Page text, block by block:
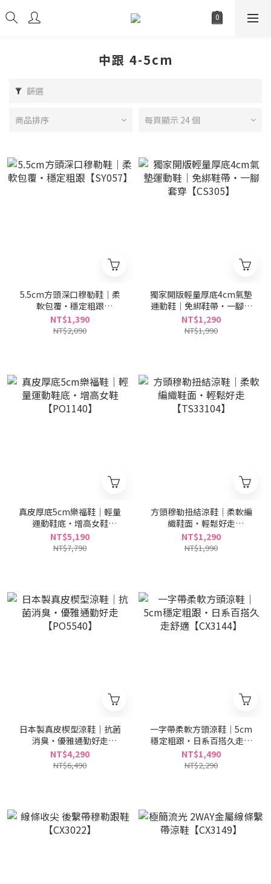
中跟 4-5cm
篩選
商品排序 每頁顯示 24 個
5.5cm方頭深口穆勒鞋｜柔
軟包覆・穩定粗跟
【SY057】
NT$1,390
NT$2,090
獨家開版輕量厚底4cm氣墊
運動鞋｜免綁鞋帶・一腳套
穿【CS305】
NT$1,290
NT$1,990
真皮厚底5cm樂福鞋｜輕量
運動鞋底・增高女鞋
【PO1140】
NT$5,190
NT$7,790
方頭穆勒扭結涼鞋｜柔軟編
織鞋面・輕鬆好走
【TS33104】
NT$1,290
NT$1,990
日本製真皮楔型涼鞋｜抗菌
消臭・優雅通勤好走
【PO5540】
NT$4,290
NT$6,490
一字帶柔軟方頭涼鞋｜5cm
穩定粗跟・日系百搭久走舒
適【CX3144】
NT$1,490
NT$2,290